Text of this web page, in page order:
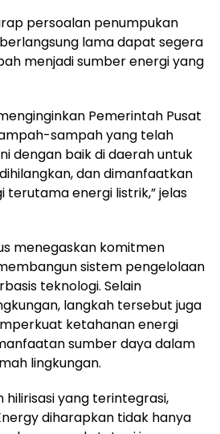
persoalan penumpukan
lama dapat segera
menjadi sumber energi yang
Pemerintah Pusat
sampah yang telah
dengan baik di daerah untuk
dan dimanfaatkan
terutama energi listrik,” jelas
menegaskan komitmen
sistem pengelolaan
teknologi. Selain
langkah tersebut juga
ketahanan energi
sumber daya dalam
lingkungan.
yang terintegrasi,
diharapkan tidak hanya